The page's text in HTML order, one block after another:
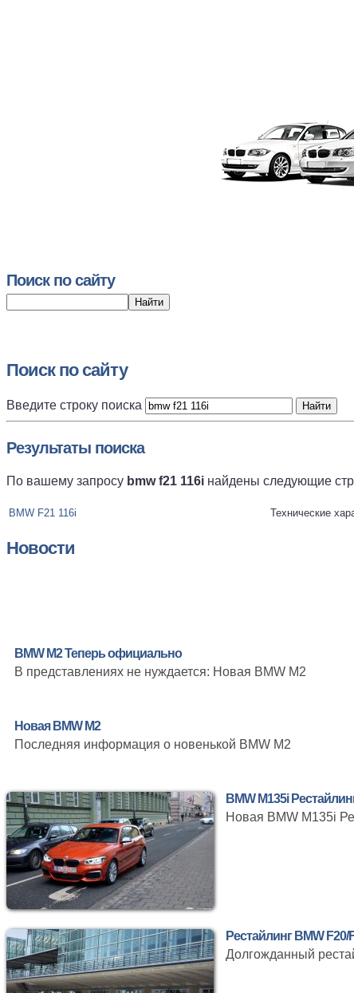
Поиск по сайту
Поиск по сайту
Введите строку поиска
Результаты поиска
По вашему запросу bmw f21 116i найдены следующие
BMW F21 116i Технические
Новости
BMW M2 Теперь официально
В представлениях не нуждается: Новая BMW M2
Новая BMW M2
Последняя информация о новенькой BMW M2
BMW M135i
Новая BMW M135i
Рестайлинг BMW F20/
Долгожданный